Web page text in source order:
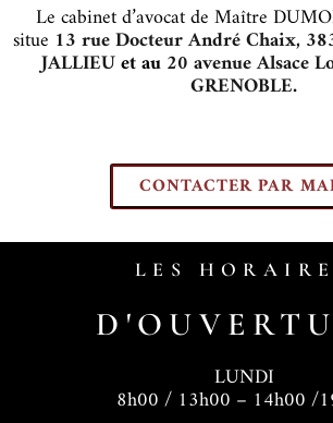
Le cabinet d’avocat de Maître
situe 13 rue Docteur André Chaix,
JALLIEUet au20 avenue Alsace
GRENOBLE.
CONTACTER PAR
LES
LUNDI
8h00 / 13h00 – 14h00 /